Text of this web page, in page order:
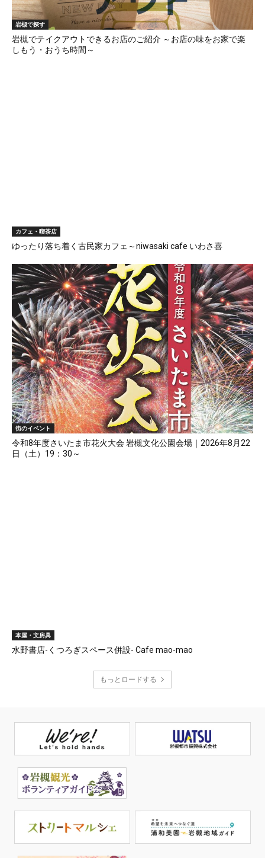
岩槻で探す
岩槻でテイクアウトできるお店のご紹介 ～お店の味をお家で楽
しもう・おうち時間～
カフェ・喫茶店
ゆったり落ち着く古民家カフェ～niwasaki cafe いわさ喜
街のイベント
令和8年度さいたま市花火大会 岩槻文化公園会場｜2026年8月22
日（土）19：30～
本屋・文房具
水野書店-くつろぎスペース併設- Cafe mao-mao
もっとロードする